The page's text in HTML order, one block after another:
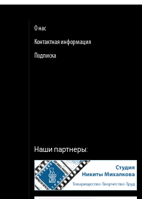
О нас
Контактная информация
Подписка
Наши партнеры: